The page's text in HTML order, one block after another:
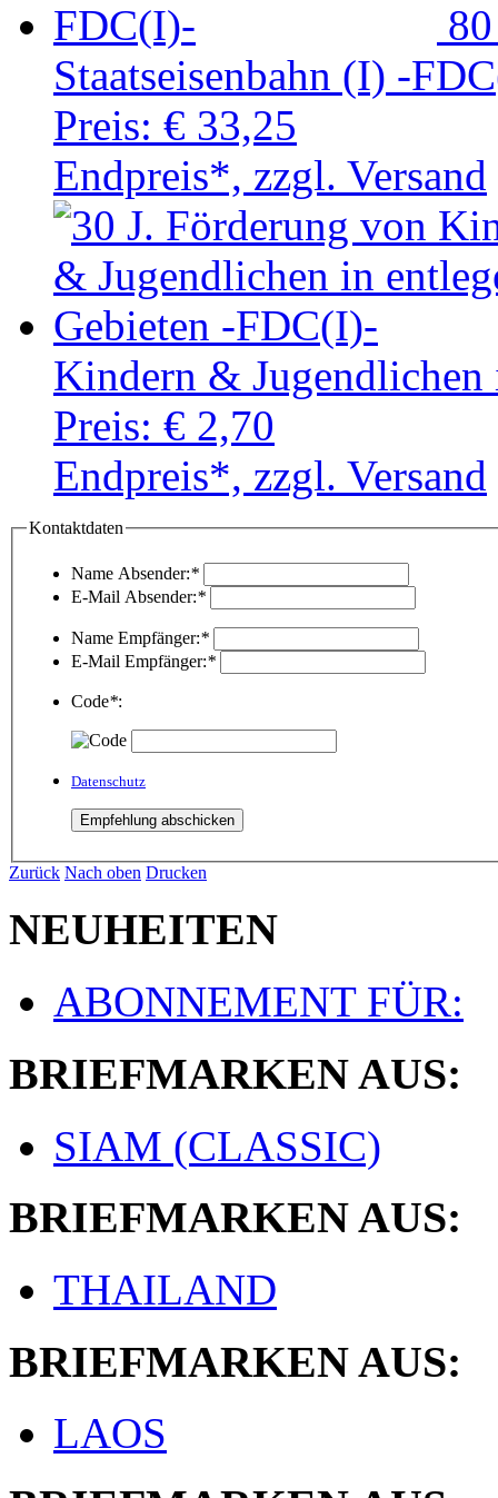
Staatseisenbahn (I) -
Preis: € 33,25
Endpreis*, zzgl. Versand
Kindern &
Preis: € 2,70
Endpreis*, zzgl. Versand
Kontaktdaten
Name Absender:*
E-Mail Absender:*
Name Empfänger:*
E-Mail Empfänger:*
Code*:
Datenschutz
Zurück Nach oben Drucken
NEUHEITEN
ABONNEMENT FÜR:
BRIEFMARKEN AUS:
SIAM (CLASSIC)
BRIEFMARKEN AUS:
THAILAND
BRIEFMARKEN AUS:
LAOS